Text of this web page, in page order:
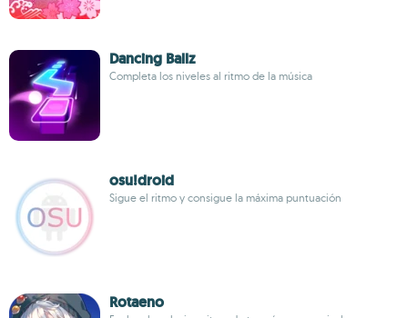
Dancing Ballz
Completa los niveles al ritmo de la música
osu!droid
Sigue el ritmo y consigue la máxima puntuación
Rotaeno